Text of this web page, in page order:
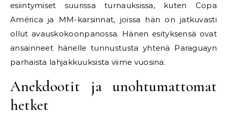
esiintymiset suurissa turnauksissa, kuten Copa
América ja MM-karsinnat, joissa hän on jatkuvasti
ollut avauskokoonpanossa. Hänen esityksensä ovat
ansainneet hänelle tunnustusta yhtenä Paraguayn
parhaista lahjakkuuksista viime vuosina.
Anekdootit ja unohtumattomat
hetket